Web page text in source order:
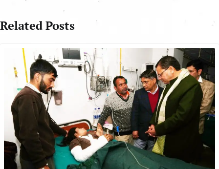
Related Posts